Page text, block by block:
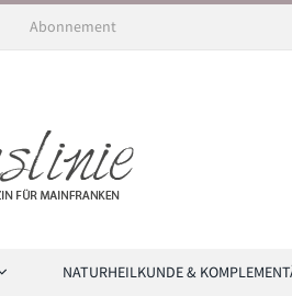
Abonnement
NATURHEILKUNDE &